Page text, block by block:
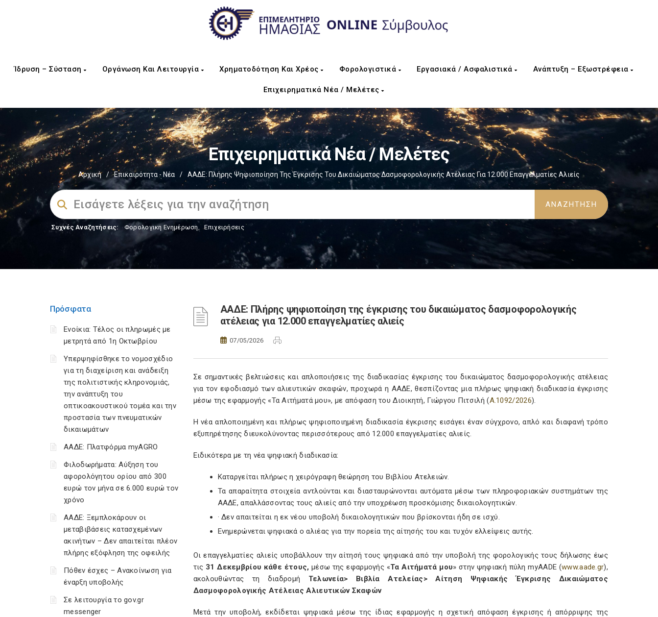
Ίδρυση – Σύσταση Οργάνωση Και Λειτουργία Χρηματοδότηση Και Χρέος Φορολογιστικά Εργασιακά / Ασφαλιστικά Ανάπτυξη – Εξωστρέφεια
Επιχειρηματικά Νέα / Μελέτες
Επιχειρηματικά Νέα / Μελέτες
Αρχική / Επικαιρότητα - Νέα / ΑΑΔΕ: Πλήρης Ψηφιοποίηση Της Έγκρισης Του Δικαιώματος Δασμοφορολογικής Ατέλειας Για 12.000 Επαγγελματίες Αλιείς
Συχνές Αναζητήσεις: Φορολογικη Ενημέρωση, Επιχειρήσεις
Πρόσφατα
Ενοίκια: Τέλος οι πληρωμές με
μετρητά από 1η Οκτωβρίου
Υπερψηφίσθηκε το νομοσχέδιο
για τη διαχείριση και ανάδειξη
της πολιτιστικής κληρονομιάς,
την ανάπτυξη του
οπτικοακουστικού τομέα και την
προστασία των πνευματικών
δικαιωμάτων
ΑΑΔΕ: Πλατφόρμα myAGRO
Φιλοδωρήματα: Αύξηση του
αφορολόγητου ορίου από 300
ευρώ τον μήνα σε 6.000 ευρώ τον
χρόνο
ΑΑΔΕ: Ξεμπλοκάρουν οι
μεταβιβάσεις κατασχεμένων
ακινήτων – Δεν απαιτείται πλέον
πλήρης εξόφληση της οφειλής
Πόθεν έσχες – Ανακοίνωση για
έναρξη υποβολής
Σε λειτουργία το gov.gr
messenger
ΑΑΔΕ: Πλήρης ψηφιοποίηση της έγκρισης του δικαιώματος δασμοφορολογικής
ατέλειας για 12.000 επαγγελματίες αλιείς
07/05/2026
Σε σημαντικές βελτιώσεις και απλοποιήσεις της διαδικασίας έγκρισης του δικαιώματος δασμοφορολογικής ατέλειας
για τον εφοδιασμό των αλιευτικών σκαφών, προχωρά η ΑΑΔΕ, θεσπίζοντας μια πλήρως ψηφιακή διαδικασία έγκρισης
μέσω της εφαρμογής «Τα Αιτήματά μου», με απόφαση του Διοικητή, Γιώργου Πιτσιλή (Α.1092/2026).
Η νέα απλοποιημένη και πλήρως ψηφιοποιημένη διαδικασία έγκρισης εισάγει έναν σύγχρονο, απλό και διαφανή τρόπο
εξυπηρέτησης διευκολύνοντας περισσότερους από 12.000 επαγγελματίες αλιείς.
Ειδικότερα με τη νέα ψηφιακή διαδικασία:
Καταργείται πλήρως η χειρόγραφη θεώρηση του Βιβλίου Ατελειών.
Τα απαραίτητα στοιχεία αντλούνται και διασταυρώνονται αυτόματα μέσω των πληροφοριακών συστημάτων της
ΑΑΔΕ, απαλλάσσοντας τους αλιείς από την υποχρέωση προσκόμισης δικαιολογητικών.
· Δεν απαιτείται η εκ νέου υποβολή δικαιολογητικών που βρίσκονται ήδη σε ισχύ.
Ενημερώνεται ψηφιακά ο αλιέας για την πορεία της αίτησής του και τυχόν ελλείψεις αυτής.
Οι επαγγελματίες αλιείς υποβάλλουν την αίτησή τους ψηφιακά από την υποβολή της φορολογικής τους δήλωσης έως
τις 31 Δεκεμβρίου κάθε έτους,μέσω της εφαρμογής «Τα Αιτήματά μου» στην ψηφιακή πύλη myAADE (www.aade.gr),
ακολουθώντας τη διαδρομή Τελωνεία> Βιβλία Ατελείας> Αίτηση Ψηφιακής Έγκρισης Δικαιώματος
Δασμοφορολογικής Ατέλειας Αλιευτικών Σκαφών
Μετά την υποβολή, εκδίδεται ψηφιακά μέσω της ίδιας εφαρμογής η σχετική απόφαση έγκρισης ή απόρριψης της